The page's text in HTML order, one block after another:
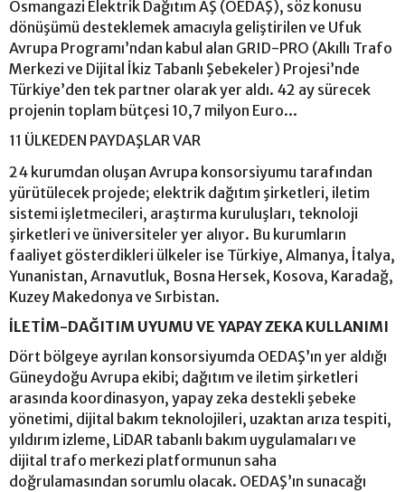
Osmangazi Elektrik Dağıtım AŞ (OEDAŞ), söz konusu
dönüşümü desteklemek amacıyla geliştirilen ve Ufuk
Avrupa Programı’ndan kabul alan GRID-PRO (Akıllı Trafo
Merkezi ve Dijital İkiz Tabanlı Şebekeler) Projesi’nde
Türkiye’den tek partner olarak yer aldı. 42 ay sürecek
projenin toplam bütçesi 10,7 milyon Euro...
11 ÜLKEDEN PAYDAŞLAR VAR
24 kurumdan oluşan Avrupa konsorsiyumu tarafından
yürütülecek projede; elektrik dağıtım şirketleri, iletim
sistemi işletmecileri, araştırma kuruluşları, teknoloji
şirketleri ve üniversiteler yer alıyor. Bu kurumların
faaliyet gösterdikleri ülkeler ise Türkiye, Almanya, İtalya,
Yunanistan, Arnavutluk, Bosna Hersek, Kosova, Karadağ,
Kuzey Makedonya ve Sırbistan.
İLETİM-DAĞITIM UYUMU VE YAPAY ZEKA KULLANIMI
Dört bölgeye ayrılan konsorsiyumda OEDAŞ’ın yer aldığı
Güneydoğu Avrupa ekibi; dağıtım ve iletim şirketleri
arasında koordinasyon, yapay zeka destekli şebeke
yönetimi, dijital bakım teknolojileri, uzaktan arıza tespiti,
yıldırım izleme, LiDAR tabanlı bakım uygulamaları ve
dijital trafo merkezi platformunun saha
doğrulamasından sorumlu olacak. OEDAŞ’ın sunacağı